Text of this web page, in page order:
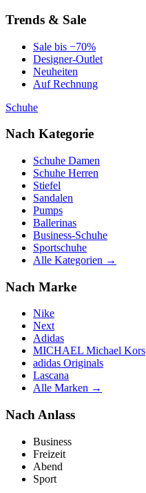
Trends & Sale
Sale bis −70%
Designer-Outlet
Neuheiten
Auf Rechnung
Schuhe
Nach Kategorie
Schuhe Damen
Schuhe Herren
Stiefel
Sandalen
Pumps
Ballerinas
Business-Schuhe
Sportschuhe
Alle Kategorien →
Nach Marke
Nike
Next
Adidas
MICHAEL Michael Kors
adidas Originals
Lascana
Alle Marken →
Nach Anlass
Business
Freizeit
Abend
Sport